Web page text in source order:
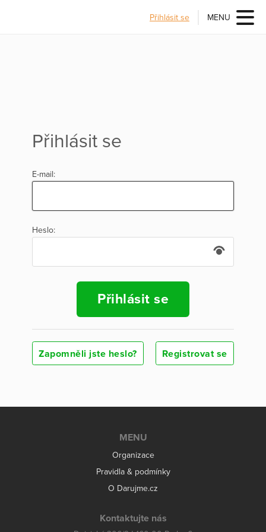
Přihlásit se MENU
Přihlásit se
E-mail:
Heslo:
Přihlásit se
Zapomněli jste heslo? Registrovat se
MENU
Organizace
Pravidla & podmínky
O Darujme.cz
Kontaktujte nás